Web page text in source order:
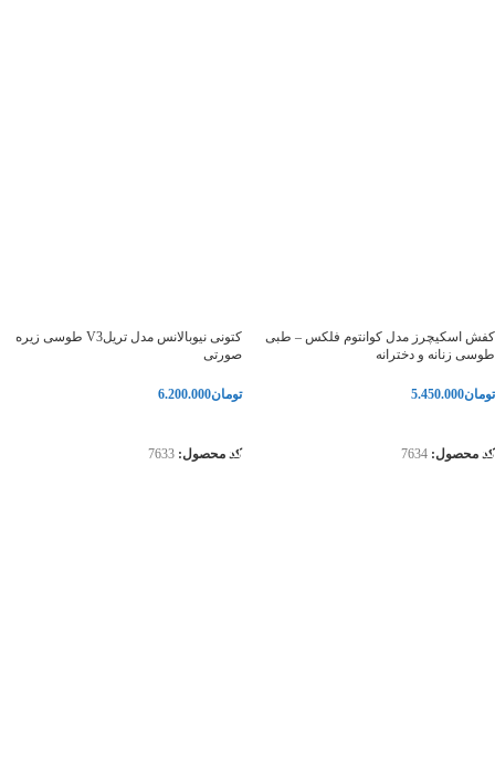
کفش اسکیچرز مدل کوانتوم فلکس – طبی
طوسی زنانه و دخترانه
تومان5.450.000
کد محصول: 7634
کتونی نیوبالانس مدل تریلV3 طوسی زیره
صورتی
تومان6.200.000
کد محصول: 7633